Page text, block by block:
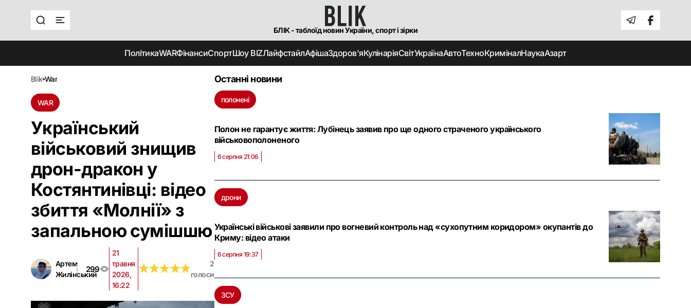
БЛІК - таблоїд новин України, спорт і зірки
ПолітикаWARФінансиСпортШоу BIZЛайфстайлАфішаЗдоров'яКулінаріяСвітУкраїнаАвтоТехноКриміналНаукаАзарт
blik war
WAR
Український
військовий знищив
дрон-дракон у
Костянтинівці: відео
збиття «Молнії» з
запальною сумішшю
Артем
Жилінський
299
21
травня
2026,
16:22
★★★★★
★★★★★
2
голоси
Останні новини
полонені
Полон не гарантує життя: Лубінець заявив про ще одного страченого українського
військовополоненого
6 серпня 21:06
дрони
Українські військові заявили про вогневий контроль над «сухопутним коридором» окупантів до
Криму: відео атаки
6 серпня 19:37
ЗСУ